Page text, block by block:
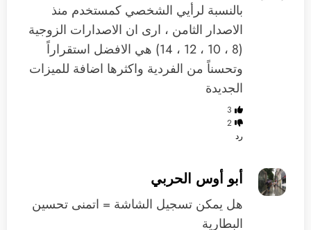
بالنسبة لرأيي الشخصي كمستخدم منذ
الاصدار الثامن ، ارى ان الاصدارات الزوجية
(8 ، 10 ، 12 ، 14) هي الافضل استقراراً
وتحسناً من الفردية واكثرها اضافة للميزات
الجديدة
3
2
رد
أبو أوس الحربي
هل يمكن تسجيل الشاشة = اتمنى تحسين
البطارية